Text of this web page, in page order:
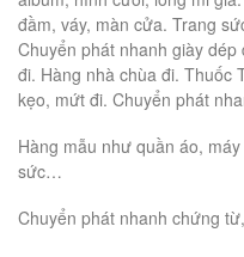
đầm, váy, màn cửa. Trang
Chuyển phát nhanh giày
đi. Hàng nhà chùa đi. Thuốc
kẹo, mứt đi. Chuyển phát
Hàng mẫu như quần áo,
sức…
Chuyển phát nhanh chứng